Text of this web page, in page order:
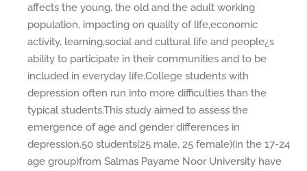
affects the young, the old and the adult working
population, impacting on quality of life,economic
activity, learning,social and cultural life and people¿s
ability to participate in their communities and to be
included in everyday life.College students with
depression often run into more difficulties than the
typical students.This study aimed to assess the
emergence of age and gender differences in
depression.50 students(25 male, 25 female)(in the 17-24
age group)from Salmas Payame Noor University have